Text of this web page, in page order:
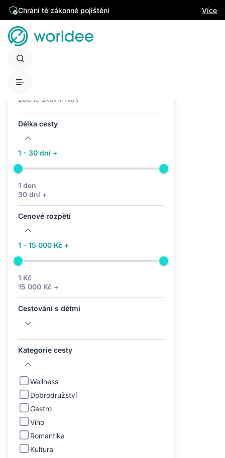
Chrání tě zákonné pojištění Více
Žádné aktivní filtry
Délka cesty
1 - 30 dní +
1 den
30 dní +
Cenové rozpětí
1 - 15 000 Kč +
1 Kč
15 000 Kč +
Cestování s dětmi
Kategorie cesty
Wellness
Dobrodružství
Gastro
Víno
Romantika
Kultura